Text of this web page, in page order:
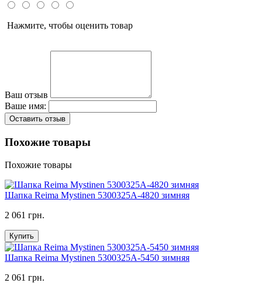
Нажмите, чтобы оценить товар
Ваш отзыв
Ваше имя:
Оставить отзыв
Похожие товары
Похожие товары
Шапка Reima Mystinen 5300325A-4820 зимняя
2 061 грн.
Купить
Шапка Reima Mystinen 5300325A-5450 зимняя
2 061 грн.